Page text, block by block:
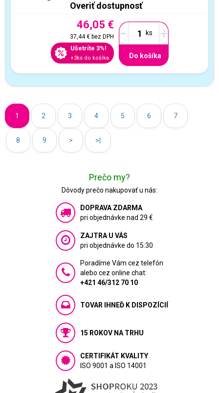
Overiť dostupnosť
46,05 €
37,44 €bez DPH
Ušetríte 3%!
+3ks do košíka
- +
Do košíka
1 2 3 4 5 6 7
8 9 > >|
Prečo my?
Dôvody prečo nakupovať u nás:
DOPRAVA ZDARMA
pri objednávke nad 29 €
ZAJTRA U VÁS
pri objednávke do 15:30
Poradíme Vám cez telefón
alebo cez online chat:
+421 46/312 70 10
TOVAR IHNEĎ K DISPOZÍCIÍ
15 ROKOV NA TRHU
CERTIFIKÁT KVALITY
ISO 9001 a ISO 14001